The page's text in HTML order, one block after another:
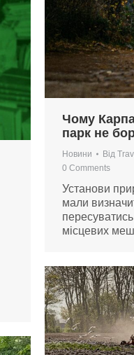
Чому
парк не
Новини Від
0 Comments
Установи
мали
місцевих